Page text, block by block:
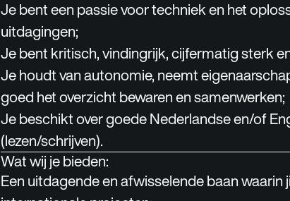
Je bent een passie voor techniek en het
uitdagingen;
Je bent kritisch, vindingrijk, cijfermatig sterk
Je houdt van autonomie, neemt
goed het overzicht bewaren en samenwerken;
Je beschikt over goede Nederlandse en/of
(lezen/schrijven).
Wat wij je bieden:
Een uitdagende en afwisselende baan